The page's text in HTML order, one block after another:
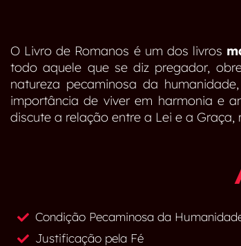
O Livro de Romanos é um dos livros
todo aquele que se diz pregador,
natureza pecaminosa da
importância de viver em harmonia e
discute a relação entre a Lei e a
Condição Pecaminosa da
Justificação pela Fé